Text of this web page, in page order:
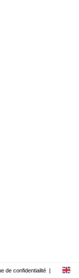
de confidentialité |